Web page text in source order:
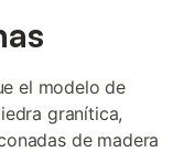
el modelo de
granítica,
de madera